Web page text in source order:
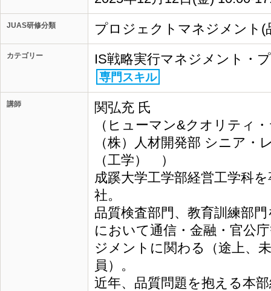
JUAS研修分類 プロジェクトマネジメント(
カテゴリー IS戦略実行マネジメント・
専門スキル
講師
関弘充 氏
（ヒューマン&クオリティ
（株）人材開発部 シニア・
（工学） ）
成蹊大学工学部経営工学科
社。
品質検査部門、教育訓練部
において通信・金融・官公
ジメントに関わる（途上、
員）。
近年、品質問題を抱える本